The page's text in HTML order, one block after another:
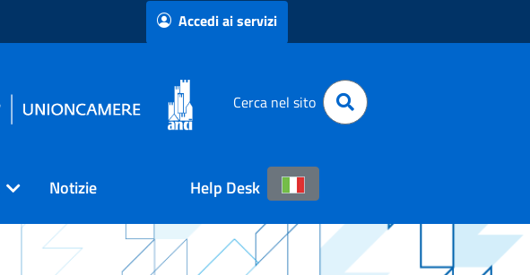
Accedi ai servizi
Cerca nel sito
Notizie Help Desk